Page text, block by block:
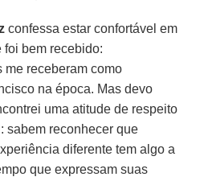
confessa estar confortável em
foi bem recebido:
receberam como
na época. Mas devo
uma atitude de respeito
sabem reconhecer que
diferente tem algo a
que expressam suas